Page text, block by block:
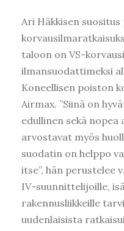
Ari Häkkisen
taloon on VS-
ilmansuodattimeksi
Koneellisen poiston
Airmax. ”Siinä on
edullinen sekä nopea
arvostavat myös
suodatin on helppo
itse”, hän perustelee
IV-suunnittelijoille,
rakennusliikkeille
uudenlaisista